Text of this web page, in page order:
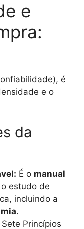
e
é
e o
da
É o manual
o estudo de
incluindo a
.
Sete Princípios